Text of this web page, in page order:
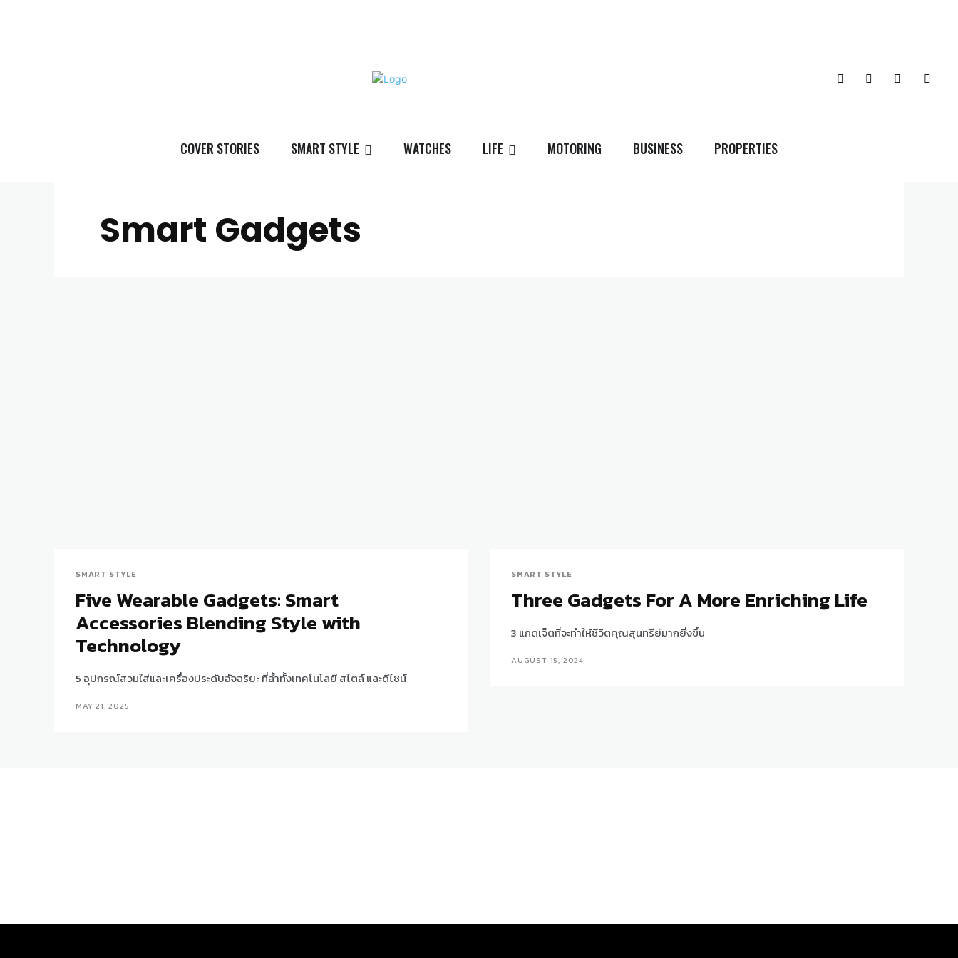
COVER STORIES SMART STYLE WATCHES LIFE MOTORING BUSINESS PROPERTIES
Smart Gadgets
SMART STYLE
Five Wearable Gadgets: Smart
Accessories Blending Style with
Technology
5 อุปกรณ์สวมใส่และเครื่องประดับอัจฉริยะ ที่ล้ำทั้งเทคโนโลยี สไตล์ และดีไซน์
MAY 21, 2025
SMART STYLE
Three Gadgets For A More Enriching Life
3 แกดเจ็ตที่จะทำให้ชีวิตคุณสุนทรีย์มากยิ่งขึ้น
AUGUST 15, 2024